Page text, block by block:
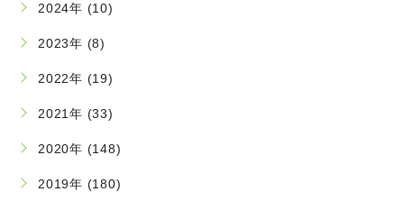
2024年 (10)
2023年 (8)
2022年 (19)
2021年 (33)
2020年 (148)
2019年 (180)